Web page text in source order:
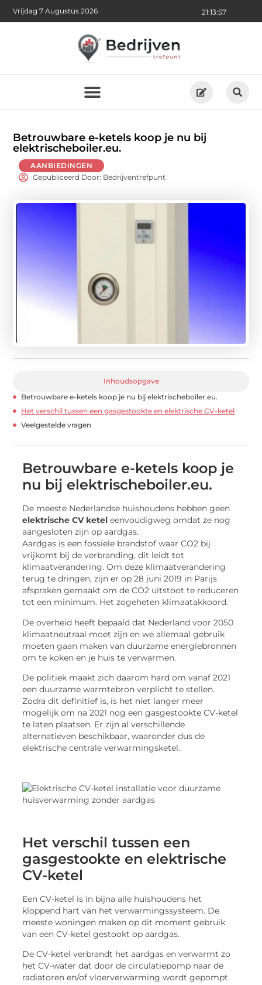
21:13:59
Vrijdag 7 Augustus 2026
Betrouwbare e-ketels koop je nu bij
elektrischeboiler.eu.
AANBIEDINGEN
Gepubliceerd Door: Bedrijventrefpunt
Inhoudsopgave
Betrouwbare e-ketels koop je nu bij elektrischeboiler.eu.
Het verschil tussen een gasgestookte en elektrische CV-ketel
Veelgestelde vragen
Betrouwbare e-ketels koop je
nu bij elektrischeboiler.eu.
De meeste Nederlandse huishoudens hebben geen
elektrische CV ketel eenvoudigweg omdat ze nog
aangesloten zijn op aardgas.
Aardgas is een fossiele brandstof waar CO2 bij
vrijkomt bij de verbranding, dit leidt tot
klimaatverandering. Om deze klimaatverandering
terug te dringen, zijn er op 28 juni 2019 in Parijs
afspraken gemaakt om de CO2 uitstoot te reduceren
tot een minimum. Het zogeheten klimaatakkoord.
De overheid heeft bepaald dat Nederland voor 2050
klimaatneutraal moet zijn en we allemaal gebruik
moeten gaan maken van duurzame energiebronnen
om te koken en je huis te verwarmen.
De politiek maakt zich daarom hard om vanaf 2021
een duurzame warmtebron verplicht te stellen.
Zodra dit definitief is, is het niet langer meer
mogelijk om na 2021 nog een gasgestookte CV-ketel
te laten plaatsen. Er zijn al verschillende
alternatieven beschikbaar, waaronder dus de
elektrische centrale verwarmingsketel.
Het verschil tussen een
gasgestookte en elektrische
CV-ketel
Een CV-ketel is in bijna alle huishoudens het
kloppend hart van het verwarmingssysteem. De
meeste woningen maken op dit moment gebruik
van een CV-ketel gestookt op aardgas.
De CV-ketel verbrandt het aardgas en verwarmt zo
het CV-water dat door de circulatiepomp naar de
radiatoren en/of vloerverwarming wordt gepompt.